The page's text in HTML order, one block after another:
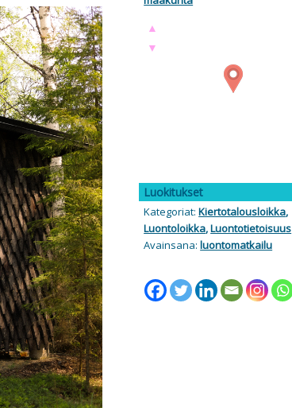
▲
▼
Luokitukset
Kategoriat:Kiertotalousloikka,
Luontoloikka,Luontotietoisuus
Avainsana:luontomatkailu